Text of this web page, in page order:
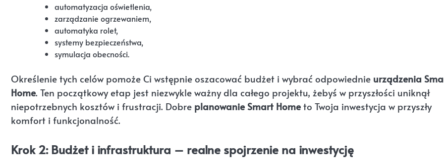
automatyzacja oświetlenia,
zarządzanie ogrzewaniem,
automatyka rolet,
systemy bezpieczeństwa,
symulacja obecności.
Określenie tych celów pomoże Ci wstępnie oszacować budżet i wybrać odpowiednie urządzenia
Home. Ten początkowy etap jest niezwykle ważny dla całego projektu, żebyś w przyszłości uniknął
niepotrzebnych kosztów i frustracji. Dobre planowanie Smart Hometo Twoja inwestycja w przyszły
komfort i funkcjonalność.
Krok 2: Budżet i infrastruktura – realne spojrzenie na inwestycję